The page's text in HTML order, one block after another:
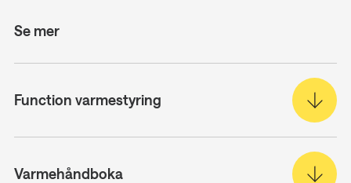
Se mer
Function varmestyring
Varmehåndboka